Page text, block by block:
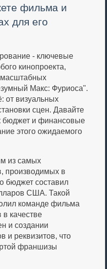
фильма и
для его
- ключевые
кинопроекта,
масштабных
Макс: Фуриоса".
от визуальных
сцен. Давайте
бюджет и финансовые
этого ожидаемого
из самых
производимых в
бюджет составил
США. Такой
команде фильма
в качестве
и создании
и реквизитов, что
франшизы